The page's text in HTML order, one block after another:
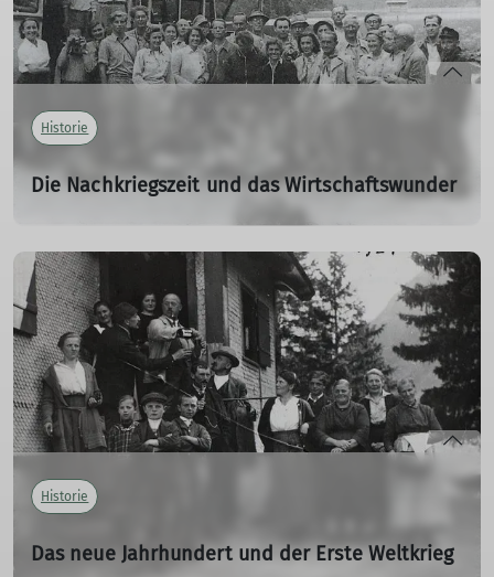
Historie
Die Nachkriegszeit und das Wirtschaftswunder
mehr erfahren
Historie
Das neue Jahrhundert und der Erste Weltkrieg